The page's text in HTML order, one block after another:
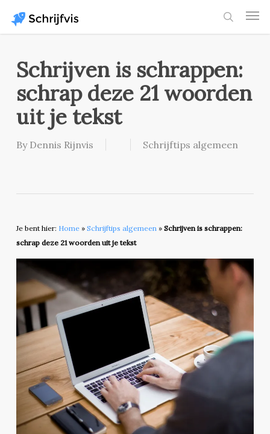
main
Schrijven is schrappen:
schrap deze 21 woorden
uit je tekst
By Dennis Rijnvis Schrijftips algemeen
Je bent hier: Home» Schrijftips algemeen» Schrijven is schrappen:
schrap deze 21 woorden uit je tekst